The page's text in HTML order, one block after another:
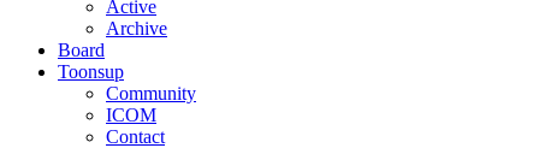
Active
Archive
Board
Toonsup
Community
ICOM
Contact